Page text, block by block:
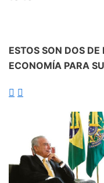
ESTOS SON DOS
ECONOMÍA PARA
 